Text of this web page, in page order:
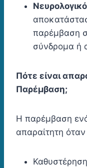
παρέμβαση
σύνδρομα ή
Πότε είναι
Παρέμβαση;
Η παρέμβαση
απαραίτητη